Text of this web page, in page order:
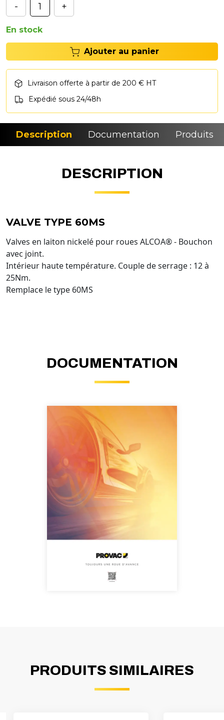
- +
En stock
Ajouter au panier
Livraison offerte à partir de 200 € HT
Expédié sous 24/48h
Description Documentation Produits
DESCRIPTION
VALVE TYPE 60MS
Valves en laiton nickelé pour roues ALCOA® - Bouchon
avec joint.
Intérieur haute température. Couple de serrage : 12 à
25Nm.
Remplace le type 60MS
DOCUMENTATION
PRODUITS SIMILAIRES